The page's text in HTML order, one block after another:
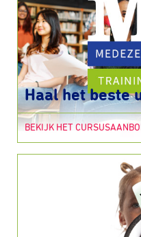
Haal het beste
BEKIJK HET